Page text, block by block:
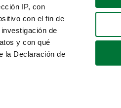
IP, con
con el fin de
de
y con qué
la Declaración de